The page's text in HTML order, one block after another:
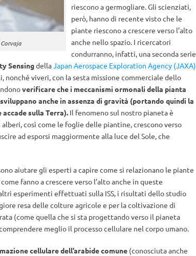
riescono a germogliare. Gli scienziati,
però, hanno di recente visto che le
piante riescono a crescere verso l’alto
anche nello spazio. I ricercatori
condurranno, infatti, una seconda serie
SensingdellaJapan Aerospace Exploration Agency (JAXA)
nonché viveri, con la sesta missione commerciale dello
verificare chei meccanismi ormonali della pianta
anche in assenza di gravità (portando quindi la
sulla Terra).Il fenomeno sul nostro pianeta è
alberi, così come le foglie delle piantine, crescono verso
ad esporsi maggiormente alla luce del Sole, che
aiutare gli esperti a capire come si relazionano le piante
fanno a crescere verso l’alto anche in queste
esperimenti effettuati sulla ISS, i risultati dello studio
resa delle colture agricole e per la coltivazione di
(come quella che si sta progettando verso il pianeta
meglio il processo cellulare nel corpo umano.
cellulare dell’arabide comune(conosciuta anche